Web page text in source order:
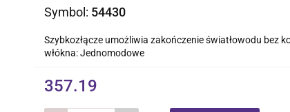
Symbol: 54430
Szybkozłącze umożliwia zakończenie światłowodu bez
włókna: Jednomodowe
357.19